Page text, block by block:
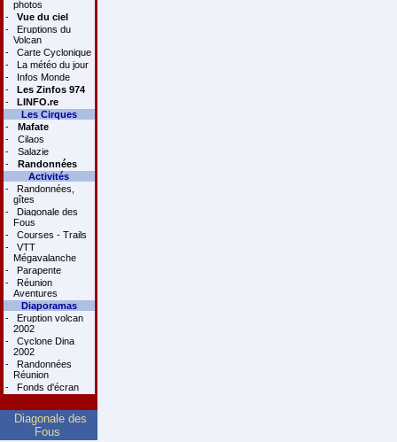
photos
-
Vue du ciel
-
Eruptions du
Volcan
-
Carte Cyclonique
-
La météo du jour
-
Infos Monde
-
Les Zinfos 974
-
LINFO.re
Les Cirques
-
Mafate
-
Cilaos
-
Salazie
-
Randonnées
Activités
-
Randonnées,
gîtes
-
Diagonale des
Fous
-
Courses - Trails
-
VTT
Mégavalanche
-
Parapente
-
Réunion
Aventures
Diaporamas
-
Eruption volcan
2002
-
Cyclone Dina
2002
-
Randonnées
Réunion
-
Fonds d'écran
Diagonale des
Fous